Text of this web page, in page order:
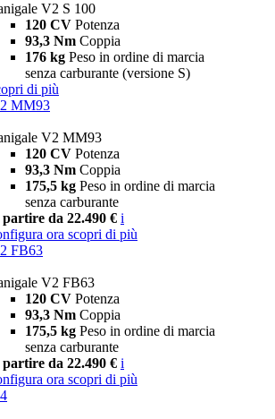
V2 S 100
120 CV Potenza
93,3 Nm Coppia
176 kg Peso in ordine di marcia
senza carburante (versione S)
di più
MM93
V2 MM93
120 CV Potenza
93,3 Nm Coppia
175,5 kg Peso in ordine di marcia
senza carburante
partire da 22.490 € i
ora scopri di più
FB63
V2 FB63
120 CV Potenza
93,3 Nm Coppia
175,5 kg Peso in ordine di marcia
senza carburante
partire da 22.490 € i
ora scopri di più